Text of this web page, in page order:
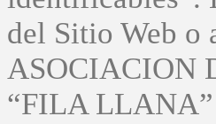
del Sitio Web
ASOCIACION
“FILA